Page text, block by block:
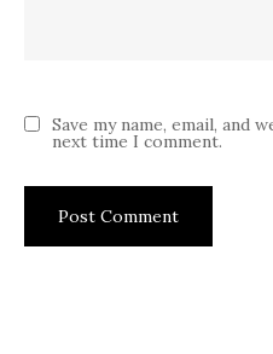
Save my name, email,
next time I comment.